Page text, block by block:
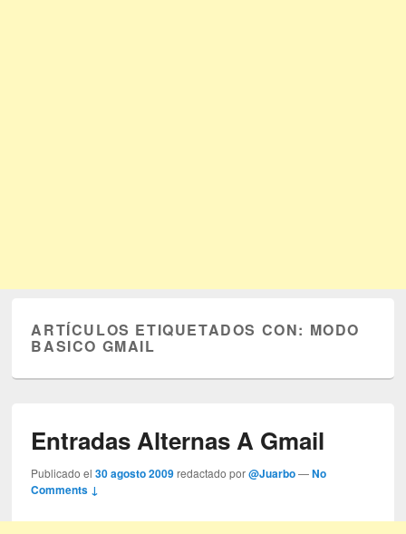
ARTÍCULOS ETIQUETADOS CON: MODO
BASICO GMAIL
Entradas Alternas A Gmail
Publicado el30 agosto 2009 redactado por@Juarbo —No
Comments ↓